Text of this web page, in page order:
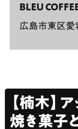
BLEU
広島市東区
【楠木】
焼き菓子